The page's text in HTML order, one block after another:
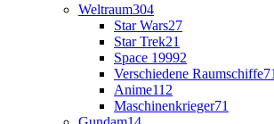
Weltraum304
Star Wars27
Star Trek21
Space 19992
Verschiedene Raumschiffe71
Anime112
Maschinenkrieger71